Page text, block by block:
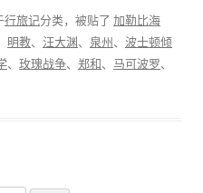
行旅记分类，被贴了 加勒比海
明教、 汪大渊、 泉州、 波士顿倾
、 玫瑰战争、 郑和、 马可波罗、